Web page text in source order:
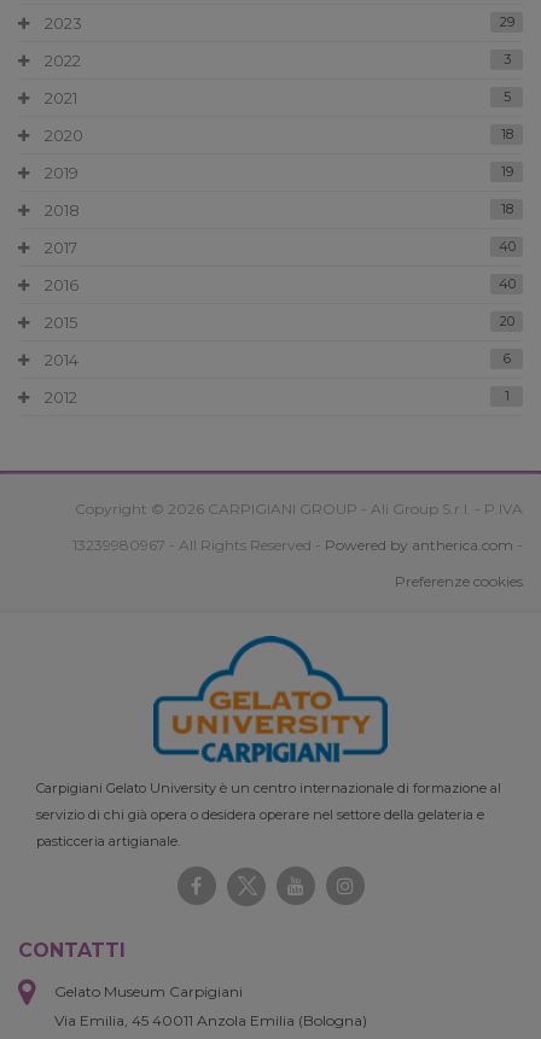
2023 29
2022 3
2021 5
2020 18
2019 19
2018 18
2017 40
2016 40
2015 20
2014 6
2012 1
Copyright © 2026 CARPIGIANI GROUP - Ali Group S.r.l. - P.IVA
13239980967 - All Rights Reserved - Powered by antherica.com -
Preferenze cookies
Carpigiani Gelato University è un centro internazionale di formazione al
servizio di chi già opera o desidera operare nel settore della gelateria e
pasticceria artigianale.
CONTATTI
Gelato Museum Carpigiani
Via Emilia, 45 40011 Anzola Emilia (Bologna)